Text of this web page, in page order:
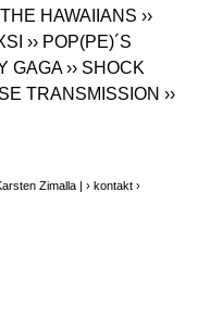
THE HAWAIIANS ››
›› POP(PE)´S
GAGA›› SHOCK
TRANSMISSION ››
Zimalla |› kontakt ›